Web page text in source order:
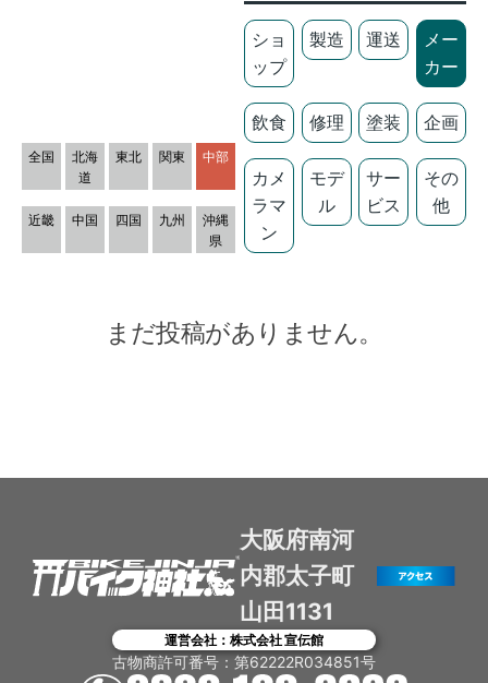
全国
北海
道
東北 関東 中部
近畿 中国 四国 九州
沖縄
県
ショ
ップ
製造 運送
メー
カー
飲食 修理 塗装 企画
カメ
ラマ
ン
モデ
ル
サー
ビス
その
他
まだ投稿がありません。
大阪府南河
内郡太子町
山田1131
運営会社：株式会社 宣伝館
古物商許可番号：第62222R034851号